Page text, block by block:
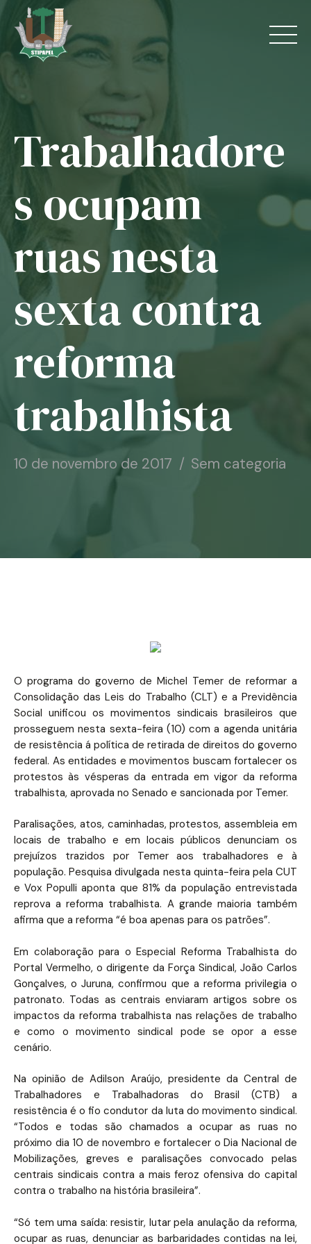
content
Home
Jurídico
Convênios
Notícias
Associe-se
Trabalhadore
s ocupam
ruas nesta
sexta contra
reforma
trabalhista
10 de novembro de 2017 Sem categoria
O programa do governo de Michel Temer de reformar a
Consolidação das Leis do Trabalho (CLT) e a Previdência
Social unificou os movimentos sindicais brasileiros que
prosseguem nesta sexta-feira (10) com a agenda unitária
de resistência á política de retirada de direitos do governo
federal. As entidades e movimentos buscam fortalecer os
protestos às vésperas da entrada em vigor da reforma
trabalhista, aprovada no Senado e sancionada por Temer.
Paralisações, atos, caminhadas, protestos, assembleia em
locais de trabalho e em locais públicos denunciam os
prejuízos trazidos por Temer aos trabalhadores e à
população. Pesquisa divulgada nesta quinta-feira pela CUT
e Vox Populli aponta que 81% da população entrevistada
reprova a reforma trabalhista. A grande maioria também
afirma que a reforma “é boa apenas para os patrões”.
Em colaboração para o Especial Reforma Trabalhista do
Portal Vermelho, o dirigente da Força Sindical, João Carlos
Gonçalves, o Juruna, confirmou que a reforma privilegia o
patronato. Todas as centrais enviaram artigos sobre os
impactos da reforma trabalhista nas relações de trabalho
e como o movimento sindical pode se opor a esse
cenário.
Na opinião de Adilson Araújo, presidente da Central de
Trabalhadores e Trabalhadoras do Brasil (CTB) a
resistência é o fio condutor da luta do movimento sindical.
“Todos e todas são chamados a ocupar as ruas no
próximo dia 10 de novembro e fortalecer o Dia Nacional de
Mobilizações, greves e paralisações convocado pelas
centrais sindicais contra a mais feroz ofensiva do capital
contra o trabalho na história brasileira”.
“Só tem uma saída: resistir, lutar pela anulação da reforma,
ocupar as ruas, denunciar as barbaridades contidas na lei,